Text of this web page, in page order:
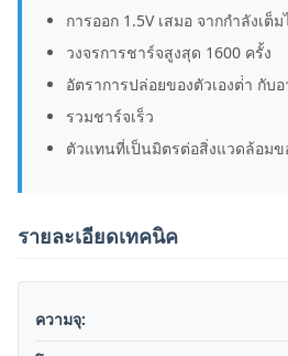
การออก 1.5V เสมอ จากกําลังเต็
วงจรการชาร์จสูงสุด 1600 ครั้ง
อัตราการปล่อยของตัวเองต่ํา กับ
รวมชาร์จเร็ว
ตัวแทนที่เป็นมิตรต่อสิ่งแวดล้อมข
รายละเอียดเทคนิค
ความจุ: